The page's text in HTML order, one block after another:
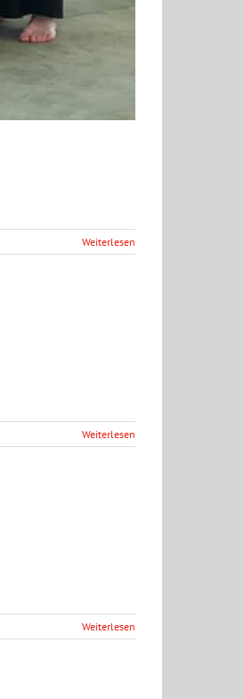
Weiterlesen
Weiterlesen
Weiterlesen